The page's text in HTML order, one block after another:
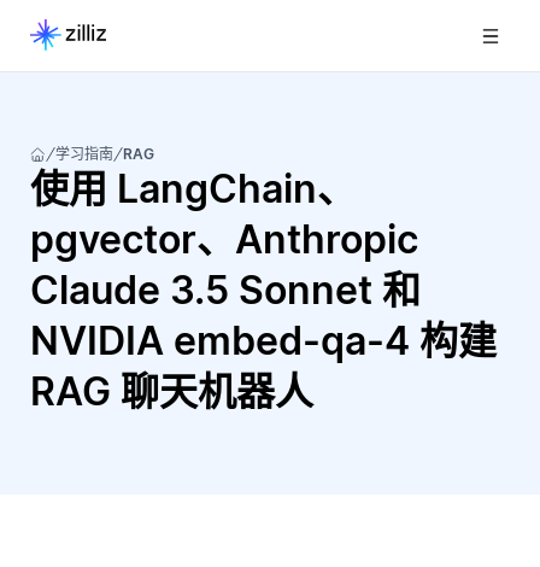
学习指南 RAG
使用 LangChain、
pgvector、Anthropic
Claude 3.5 Sonnet 和
NVIDIA embed-qa-4 构建
RAG 聊天机器人